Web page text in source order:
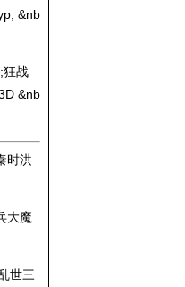
&nb
狂战
&nb
时洪
大魔
世三